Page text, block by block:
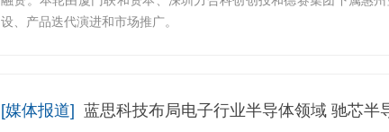
设、产品迭代演进和市场推广。
[媒体报道] 蓝思科技布局电子行业半导体领域 驰芯半